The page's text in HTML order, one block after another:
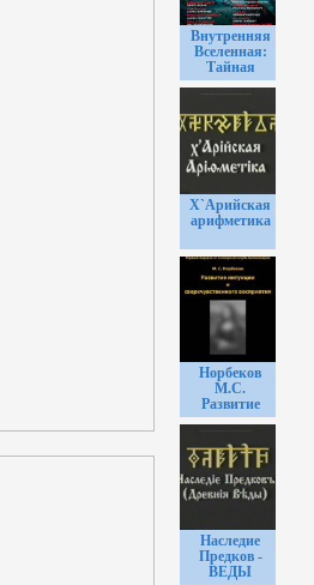
Внутренняя
Вселенная:
Тайная
жизнь
Х`Арийская
арифметика
Норбеков
М.С.
Развитие
интуиции и
восприятия
Наследие
Предков -
ВЕДЫ